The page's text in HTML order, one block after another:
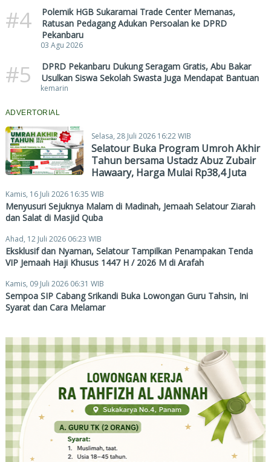
#4
Polemik HGB Sukaramai Trade Center Memanas,
Ratusan Pedagang Adukan Persoalan ke DPRD
Pekanbaru
03 Agu 2026
#5
DPRD Pekanbaru Dukung Seragam Gratis, Abu Bakar
Usulkan Siswa Sekolah Swasta Juga Mendapat Bantuan
kemarin
ADVERTORIAL
Selasa, 28 Juli 2026 16:22 WIB
Selatour Buka Program Umroh Akhir
Tahun bersama Ustadz Abuz Zubair
Hawaary, Harga Mulai Rp38,4 Juta
Kamis, 16 Juli 2026 16:35 WIB
Menyusuri Sejuknya Malam di Madinah, Jemaah Selatour Ziarah
dan Salat di Masjid Quba
Ahad, 12 Juli 2026 06:23 WIB
Eksklusif dan Nyaman, Selatour Tampilkan Penampakan Tenda
VIP Jemaah Haji Khusus 1447 H / 2026 M di Arafah
Kamis, 09 Juli 2026 06:31 WIB
Sempoa SIP Cabang Srikandi Buka Lowongan Guru Tahsin, Ini
Syarat dan Cara Melamar